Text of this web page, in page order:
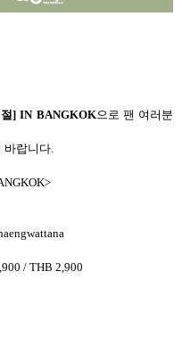
] IN BANGKOK으로 팬 여러분
랍니다.
/ THB 2,900